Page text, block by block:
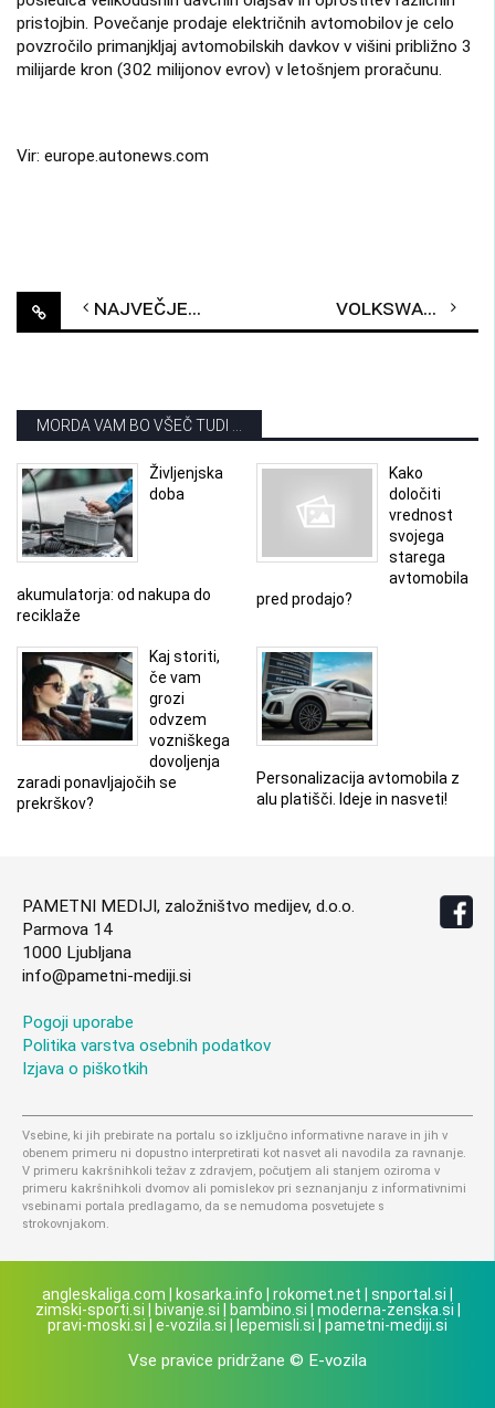
pristojbin. Povečanje prodaje električnih avtomobilov je celo
povzročilo primanjkljaj avtomobilskih davkov v višini približno 3
milijarde kron (302 milijonov evrov) v letošnjem proračunu.
Vir: europe.autonews.com
Post
navigation
Največje električno vozilo na svetu? Volkswagen ID.3 in ID. CROZZ skupaj opažena na testiranju
MORDA VAM BO VŠEČ TUDI ...
Življenjska
doba
akumulatorja: od nakupa do
reciklaže
Kako
določiti
vrednost
svojega
starega
avtomobila
pred prodajo?
Kaj storiti,
če vam
grozi
odvzem
vozniškega
dovoljenja
zaradi ponavljajočih se
prekrškov?
Personalizacija avtomobila z
alu platišči. Ideje in nasveti!
PAMETNI MEDIJI, založništvo medijev, d.o.o.
Parmova 14
1000 Ljubljana
info@pametni-mediji.si
Pogoji uporabe
Politika varstva osebnih podatkov
Izjava o piškotkih
Vsebine, ki jih prebirate na portalu so izključno informativne narave in jih v
obenem primeru ni dopustno interpretirati kot nasvet ali navodila za ravnanje.
V primeru kakršnihkoli težav z zdravjem, počutjem ali stanjem oziroma v
primeru kakršnihkoli dvomov ali pomislekov pri seznanjanju z informativnimi
vsebinami portala predlagamo, da se nemudoma posvetujete s
strokovnjakom.
angleskaliga.com kosarka.info rokomet.net snportal.si
zimski-sporti.si
bivanje.si bambino.si moderna-zenska.si
pravi-moski.si
e-vozila.si lepemisli.si pametni-mediji.si
Vse pravice pridržane © E-vozila